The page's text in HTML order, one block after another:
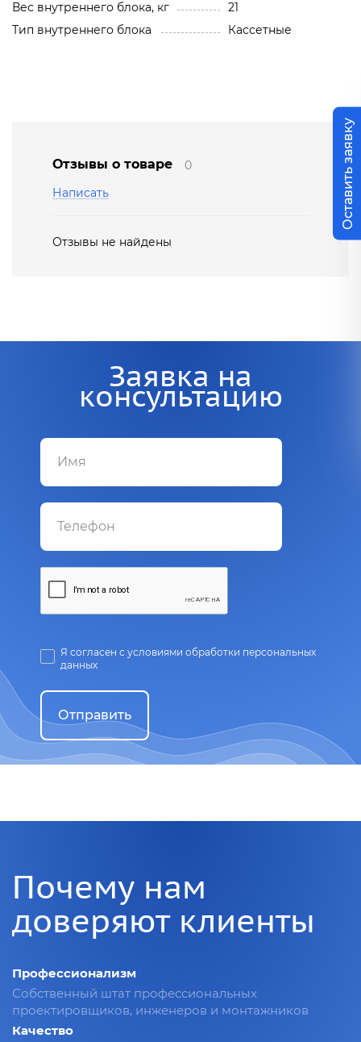
Вес внутреннего блока, кг
21
Тип внутреннего блока
Кассетные
Отзывы о товаре
0
Написать
Отзывы не найдены
Заявка на
консультацию
Я согласен с условиями обработки персональных
данных
Отправить
Почему нам
доверяют клиенты
Профессионализм
Собственный штат профессиональных
проектировщиков, инженеров и монтажников
Качество
Оставить заявку